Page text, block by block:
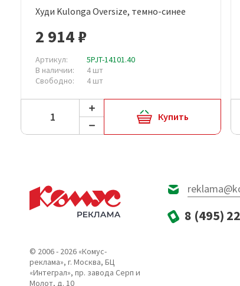
Быстрый просмотр
Худи Kulonga Oversize, темно-синее
2 914 ₽
Артикул:
5PJT-14101.40
В наличии:
4 шт
Свободно:
4 шт
Купить
© 2006 - 2026 «Комус-
реклама», г. Москва, БЦ
«Интеграл», пр. завода Серп и
Молот, д. 10
8 (495)